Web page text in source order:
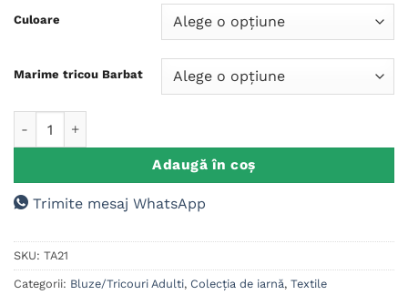
la clienți
Culoare
Marime tricou Barbat
Adaugă în coș
Trimite mesaj WhatsApp
SKU: TA21
Categorii: Bluze/Tricouri Adulti, Colecția de iarnă, Textile